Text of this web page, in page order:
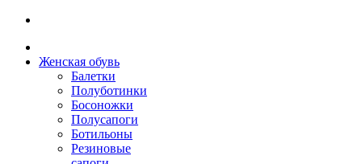
Женская обувь
Балетки
Полуботинки
Босоножки
Полусапоги
Ботильоны
Резиновые